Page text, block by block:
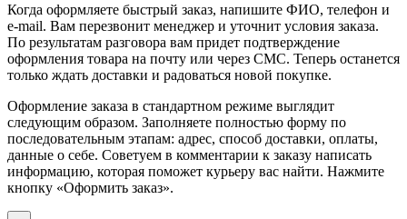
Когда оформляете быстрый заказ, напишите ФИО, телефон и
e-mail. Вам перезвонит менеджер и уточнит условия заказа.
По результатам разговора вам придет подтверждение
оформления товара на почту или через СМС. Теперь останется
только ждать доставки и радоваться новой покупке.
Оформление заказа в стандартном режиме выглядит
следующим образом. Заполняете полностью форму по
последовательным этапам: адрес, способ доставки, оплаты,
данные о себе. Советуем в комментарии к заказу написать
информацию, которая поможет курьеру вас найти. Нажмите
кнопку «Оформить заказ».